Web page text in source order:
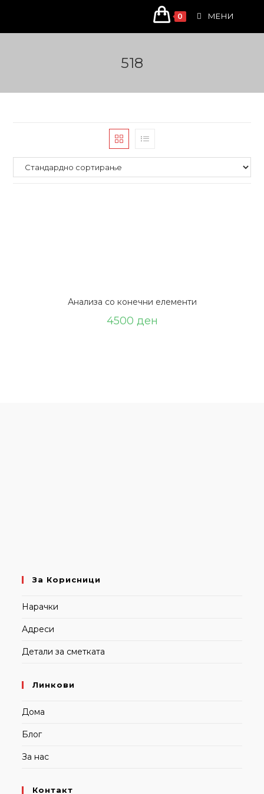
content
0 МЕНИ
518
Анализа со конечни елементи
4500 ден
За Корисници
Нарачки
Адреси
Детали за сметката
Линкови
Дома
Блог
За нас
Контакт